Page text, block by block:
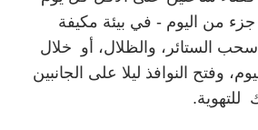
من اليوم - في بيئة مكيفة
الستائر، والظلال، أو خلال
وفتح النوافذ ليلا على الجانبين